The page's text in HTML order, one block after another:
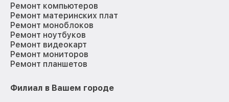
Ремонт компьютеров
Ремонт материнских плат
Ремонт моноблоков
Ремонт ноутбуков
Ремонт видеокарт
Ремонт мониторов
Ремонт планшетов
Филиал в Вашем городе